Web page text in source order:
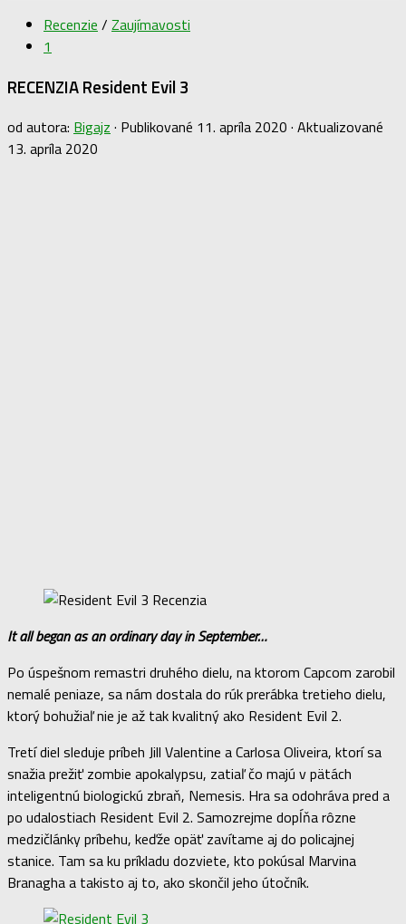
Recenzie / Zaujímavosti
1
RECENZIA Resident Evil 3
od autora: Bigajz · Publikované 11. apríla 2020 · Aktualizované
13. apríla 2020
It all began as an ordinary day in September…
Po úspešnom remastri druhého dielu, na ktorom Capcom zarobil
nemalé peniaze, sa nám dostala do rúk prerábka tretieho dielu,
ktorý bohužiaľ nie je až tak kvalitný ako Resident Evil 2.
Tretí diel sleduje príbeh Jill Valentine a Carlosa Oliveira, ktorí sa
snažia prežiť zombie apokalypsu, zatiaľ čo majú v pätách
inteligentnú biologickú zbraň, Nemesis. Hra sa odohráva pred a
po udalostiach Resident Evil 2. Samozrejme dopĺňa rôzne
medzičlánky príbehu, keďže opäť zavítame aj do policajnej
stanice. Tam sa ku príkladu dozviete, kto pokúsal Marvina
Branagha a takisto aj to, ako skončil jeho útočník.